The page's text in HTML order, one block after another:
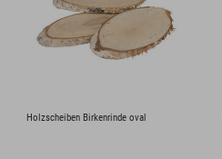
Holzscheiben Birkenrinde oval